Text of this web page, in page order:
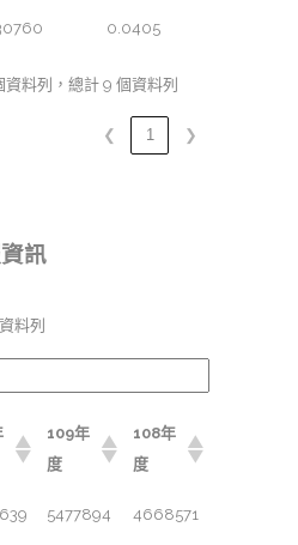
0.0405
資料列，總計 9 個資料列
❮ 1 ❯
訊
料列
109年
度
108年
度
5477894 4668571